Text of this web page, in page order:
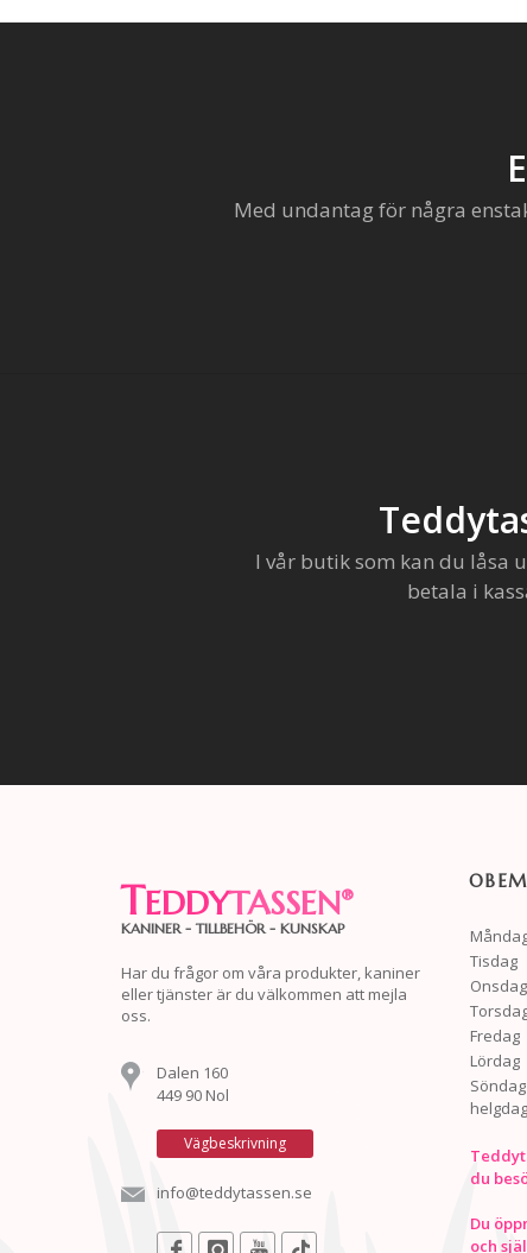
Med undantag för några
I vår butik som kan du låsa
betala i
TEDDYTASSEN®
KANINER - TILLBEHÖR - KUNSKAP
Har du frågor om våra produkter, kaniner
eller tjänster är du välkommen att mejla
oss.
Dalen 160
449 90 Nol
Vägbeskrivning
info@teddytassen.se
Tisdag
Onsdag
Fredag
Lördag
helgdag
du
Du
och